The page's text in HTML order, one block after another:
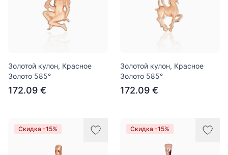
Золотой кулон, Красное
Золото 585°
172.09 €
Золотой кулон, Красное
Золото 585°
172.09 €
Скидка -15% Скидка -15%